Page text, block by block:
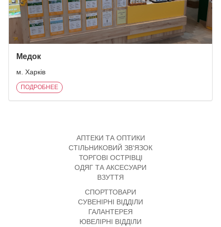
Медок
м. Харків
ПОДРОБНЕЕ
АПТЕКИ ТА ОПТИКИ
СТІЛЬНИКОВИЙ ЗВ'ЯЗОК
ТОРГОВІ ОСТРІВЦІ
ОДЯГ ТА АКСЕСУАРИ
ВЗУТТЯ
СПОРТТОВАРИ
СУВЕНІРНІ ВІДДІЛИ
ГАЛАНТЕРЕЯ
ЮВЕЛІРНІ ВІДДІЛИ